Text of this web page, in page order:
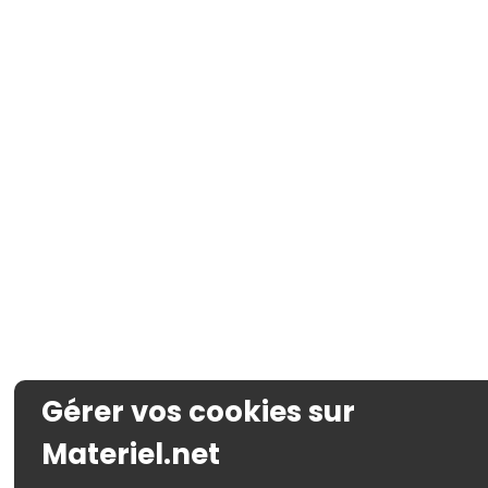
Gérer vos cookies sur
Materiel.net